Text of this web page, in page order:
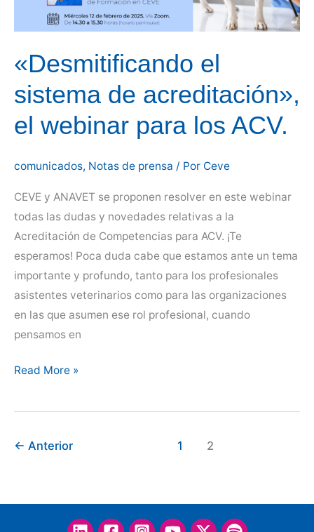
cuestión
«Desmitificando el
sistema de acreditación»,
el webinar para los ACV.
comunicados, Notas de prensa / Por Ceve
CEVE y ANAVET se proponen resolver en este webinar
todas las dudas y novedades relativas a la
Acreditación de Competencias para ACV. ¡Te
esperamos! Poca duda cabe que estamos ante un tema
importante y profundo, tanto para los profesionales
asistentes veterinarios como para las organizaciones
en las que asumen ese rol profesional, cuando
pensamos en
«Desmitificando
sistema
acreditación»,
para
Read More »
← Anterior 1 2